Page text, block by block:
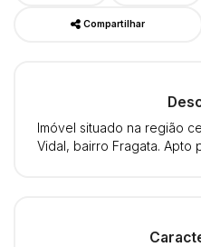
Compartilhar
Imóvel situado na região
Vidal, bairro Fragata. Apto